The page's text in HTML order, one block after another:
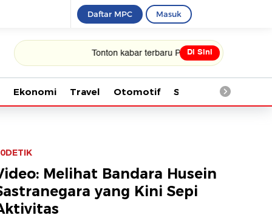
Daftar MPC Masuk
Tonton kabar terbaru PIALA DUNIA 2026
Di Sini
Ekonomi Travel Otomotif Saintek
Melihat Bandara Husein
yang Kini Sepi